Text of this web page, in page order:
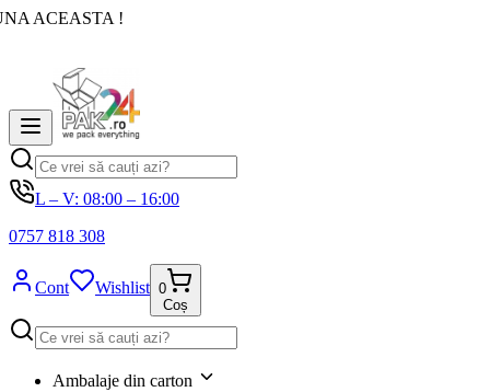
ACEASTA !
L – V: 08:00 – 16:00
0757 818 308
Cont Wishlist 0
Coș
Ambalaje din carton